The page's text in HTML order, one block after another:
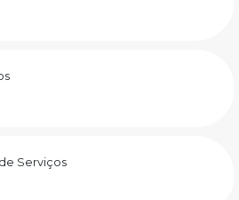
Serviços